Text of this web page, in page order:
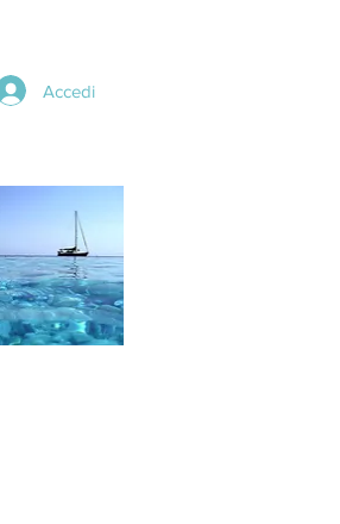
Accedi